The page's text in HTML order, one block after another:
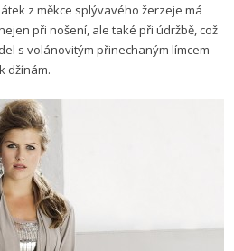
z měkce splývavého žerzeje má
při nošení, ale také při údržbě, což
s volánovitým přinechaným límcem
džínám.